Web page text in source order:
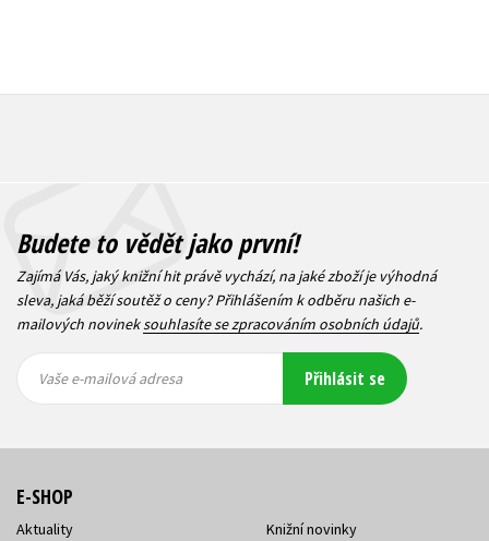
Budete to vědět jako první!
Zajímá Vás, jaký knižní hit právě vychází, na jaké zboží je výhodná
sleva, jaká běží soutěž o ceny? Přihlášením k odběru našich e-
mailových novineksouhlasíte se zpracováním osobních údajů.
mailová
mailová
Vaše e-mailová adresa Přihlásit se
E-SHOP
Aktuality
Knižní novinky